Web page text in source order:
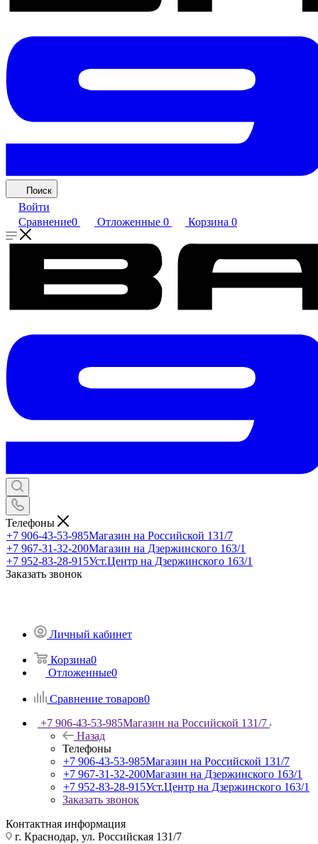
Поиск
Войти
Сравнение0 Отложенные 0 Корзина 0
Телефоны
+7 906-43-53-985Магазин на Российской 131/7
+7 967-31-32-200Магазин на Дзержинского 163/1
+7 952-83-28-915Уст.Центр на Дзержинского 163/1
Заказать звонок
Личный кабинет
Корзина0
Отложенные0
Сравнение товаров0
+7 906-43-53-985Магазин на Российской 131/7
Назад
Телефоны
+7 906-43-53-985Магазин на Российской 131/7
+7 967-31-32-200Магазин на Дзержинского 163/1
+7 952-83-28-915Уст.Центр на Дзержинского 163/1
Заказать звонок
Контактная информация
г. Краснодар, ул. Российская 131/7